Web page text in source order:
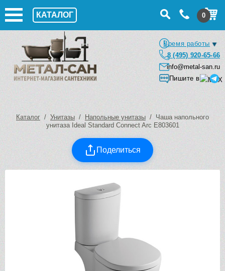
КАТАЛОГ 0
Время работы
8 (495) 920-65-66
info@metal-san.ru
Пишите в
Каталог / Унитазы / Напольные унитазы / Чаша напольного
унитаза Ideal Standard Connect Arc E803601
Поделиться